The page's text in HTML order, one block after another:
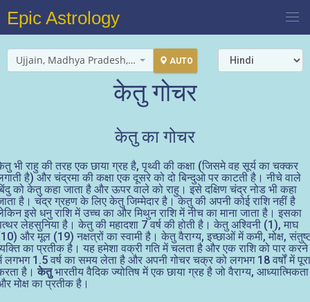
Epic Astrology
Ujjain, Madhya Pradesh, India AUTO
केतु गोचर
केतु का गोचर
भी राहु की तरह एक छाया ग्रह है, पृथ्वी की कक्षा (जिसमे वह सूर्य का चक्कर
है) और चंद्रमा की कक्षा एक दूसरे को दो बिन्दुओ पर काटती है। नीचे वाले
को केतु कहा जाता है और ऊपर वाले को राहु। इसे दक्षिण चंद्र नोड भी कहा
है। चंद्र ग्रहण के लिए केतु जिम्मेदार है। केतु की अपनी कोई राशि नहीं है
इसे धनु राशि में उच्च का और मिथुन राशि में नीच का माना जाता है। इसका
लेहसुनिया है। केतु की महादशा 7 वर्ष की होती है। केतु अश्विनी (1), माघ
और मूल (19) नक्षत्रों का स्वामी है। केतु वैराग्य, इच्छाओं में कमी, मोक्ष,
का प्रतीक है। यह हमेशा वक्री गति में चलता है और एक राशि को पार करने
लगभग 1.5 वर्ष का समय लेता है और अपनी गोचर चक्र को लगभग 18 वर्षों में पूरा
है।केतुभारतीय वैदिक ज्योतिष में एक छाया ग्रह है जो वैराग्य, आध्यात्मिकता
मोक्ष का प्रतीक है।